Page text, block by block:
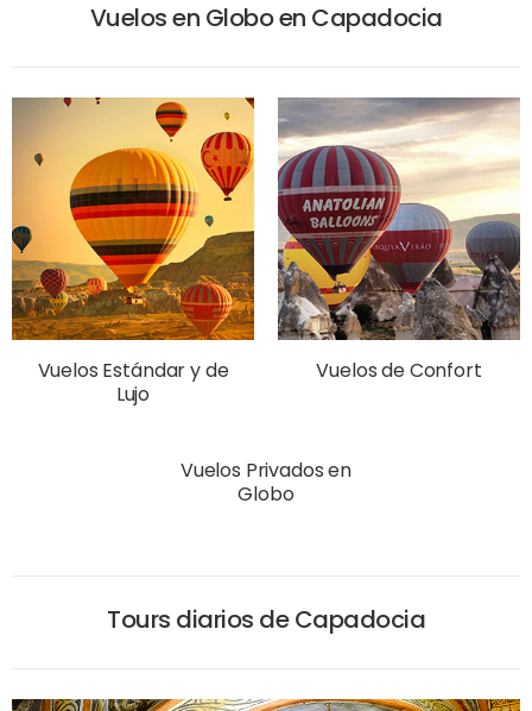
Vuelos en Globo en Capadocia
Vuelos Estándar y de
Lujo
Vuelos de Confort
Vuelos Privados en
Globo
Tours diarios de Capadocia